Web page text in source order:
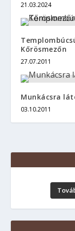
21.03.2024
Kőrösmezőn
27.07.2011
Munkácsra
03.10.2011
Вігілія